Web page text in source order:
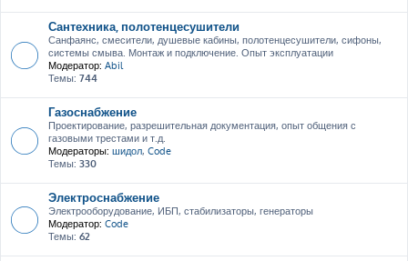
Сантехника, полотенцесушители
Санфаянс, смесители, душевые кабины, полотенцесушители, сифоны,
системы смыва. Монтаж и подключение. Опыт эксплуатации
Модератор: Abil
Темы: 744
Газоснабжение
Проектирование, разрешительная документация, опыт общения с
газовыми трестами и т.д.
Модераторы: шидол, Code
Темы: 330
Электроснабжение
Электрооборудование, ИБП, стабилизаторы, генераторы
Модератор: Code
Темы: 62